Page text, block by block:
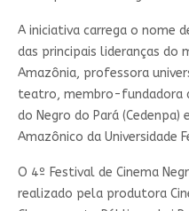
A iniciativa carrega o nome
das principais lideranças do
Amazônia, professora
teatro, membro-fundadora
do Negro do Pará
Amazônico da Universidade
O 4º Festival de Cinema
realizado pela produtora